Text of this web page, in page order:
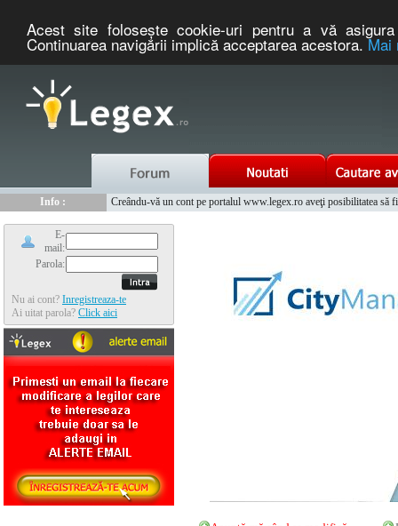
Acest site foloseşte cookie-uri pentru a vă
Continuarea navigării implică acceptarea acestora.Mai
Info :
www.tntauto.ro - Managementul Integrat al Parcului Auto
E-
mail:
Parola:
Nu ai cont? Inregistreaza-te
Ai uitat parola? Click aici